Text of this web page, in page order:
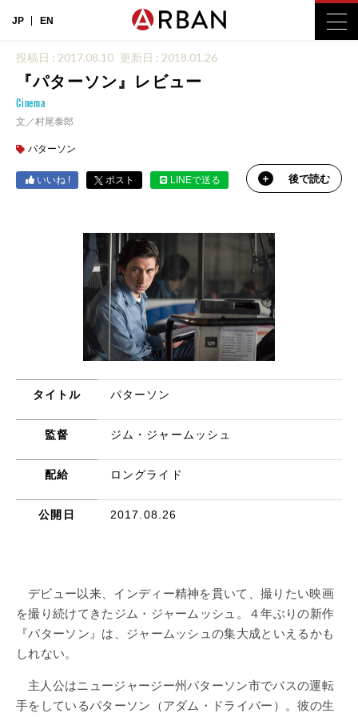
JP EN
投稿日 : 2017.08.10 更新日 : 2018.01.26
『パターソン』レビュー
Cinema
文／村尾泰郎
パターソン
いいね ! ポスト LINEで送る 後で読む
タイトル パターソン
監督 ジム・ジャームッシュ
配給 ロングライド
公開日 2017.08.26
デビュー以来、インディー精神を貫いて、撮りたい映画
を撮り続けてきたジム・ジャームッシュ。４年ぶりの新作
『パターソン』は、ジャームッシュの集大成といえるかも
しれない。
主人公はニュージャージー州パターソン市でバスの運転
手をしているパターソン（アダム・ドライバー）。彼の生